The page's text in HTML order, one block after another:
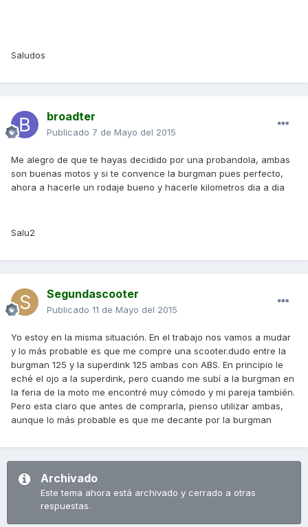
Saludos
broadter
Publicado 7 de Mayo del 2015
Me alegro de que te hayas decidido por una probandola, ambas
son buenas motos y si te convence la burgman pues perfecto,
ahora a hacerle un rodaje bueno y hacerle kilometros dia a dia
Salu2
Segundascooter
Publicado 11 de Mayo del 2015
Yo estoy en la misma situación. En el trabajo nos vamos a mudar
y lo más probable es que me compre una scooter.dudo entre la
burgman 125 y la superdink 125 ambas con ABS. En principio le
eché el ojo a la superdink, pero cuando me subí a la burgman en
la feria de la moto me encontré muy cómodo y mi pareja también.
Pero esta claro que antes de comprarla, pienso utilizar ambas,
aunque lo más probable es que me decante por la burgman
Archivado
Este tema ahora está archivado y cerrado a otras
respuestas.